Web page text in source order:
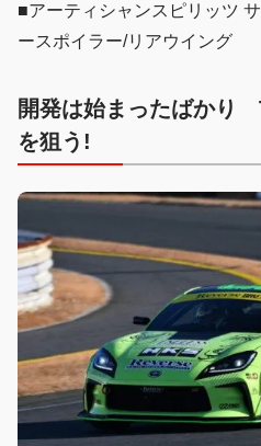
■アーティシャンスピリッツ
ースポイラー/リアウイング
開発は始まったばかり
を狙う!